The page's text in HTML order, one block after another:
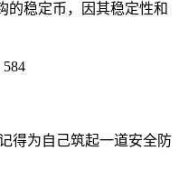
的稳定币，因其稳定性和
得为自己筑起一道安全防